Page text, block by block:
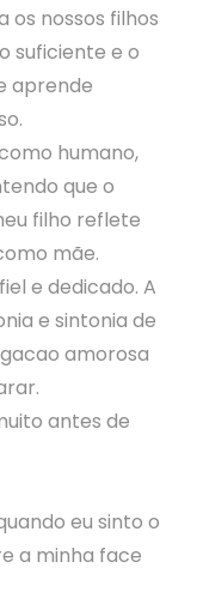
os nossos filhos
suficiente e o
aprende
humano,
que o
filho reflete
mãe.
e dedicado. A
e sintonia de
amorosa
antes de
eu sinto o
a minha face